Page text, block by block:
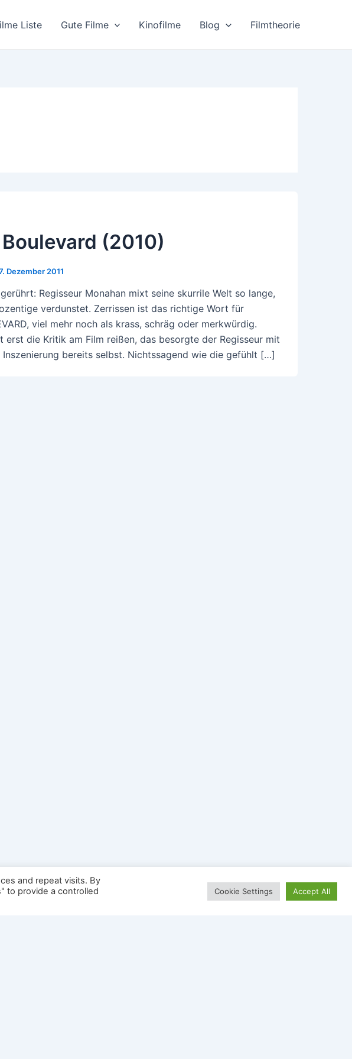
Liste Gute Filme Kinofilme Blog Filmtheorie
(2010)
Dezember 2011
Regisseur Monahan mixt seine skurrile Welt so lange,
verdunstet. Zerrissen ist das richtige Wort für
viel mehr noch als krass, schräg oder merkwürdig.
erst die Kritik am Film reißen, das besorgte der Regisseur mit
Inszenierung bereits selbst. Nichtssagend wie die gefühlt […]
and repeat visits. By
to provide a controlled
Cookie Settings Accept All